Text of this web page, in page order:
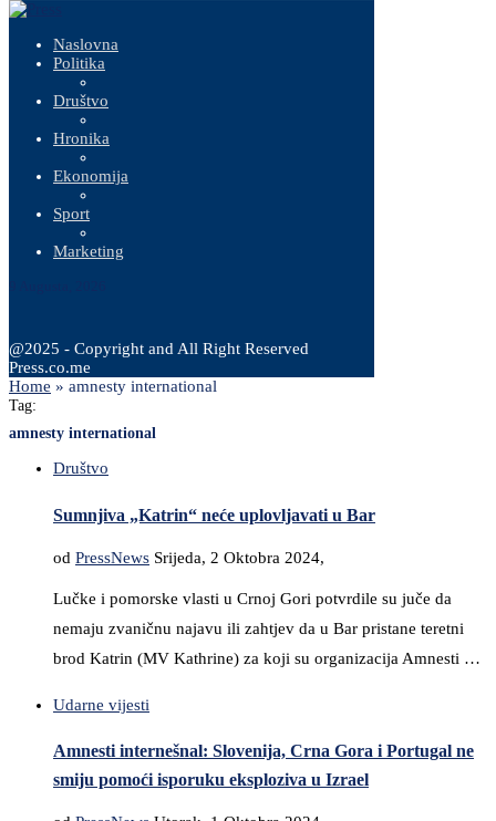
Naslovna
Politika
Društvo
Hronika
Ekonomija
Sport
Marketing
@2025 - Copyright and All Right Reserved
Press.co.me
Home » amnesty international
Tag:
amnesty international
Društvo
Sumnjiva „Katrin“ neće uplovljavati u Bar
od PressNews Srijeda, 2 Oktobra 2024,
Lučke i pomorske vlasti u Crnoj Gori potvrdile su juče da
nemaju zvaničnu najavu ili zahtjev da u Bar pristane teretni
brod Katrin (MV Kathrine) za koji su organizacija Amnesti …
Udarne vijesti
Amnesti internešnal: Slovenija, Crna Gora i Portugal ne
smiju pomoći isporuku eksploziva u Izrael